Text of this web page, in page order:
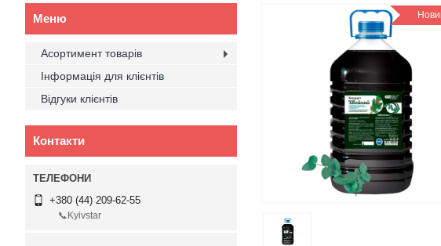
Асортимент товарів
Інформація для клієнтів
Відгуки клієнтів
Контакти
+380 (44) 209-62-55
📞Kyivstar